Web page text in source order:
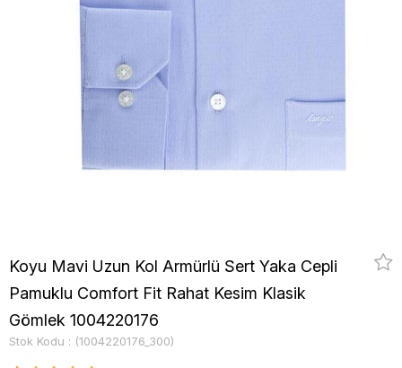
Koyu Mavi Uzun Kol Armürlü Sert Yaka Cepli
Pamuklu Comfort Fit Rahat Kesim Klasik
Gömlek 1004220176
Stok Kodu (1004220176_300)